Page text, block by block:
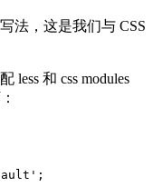
法，这是我们与 CSS
less 和 css modules